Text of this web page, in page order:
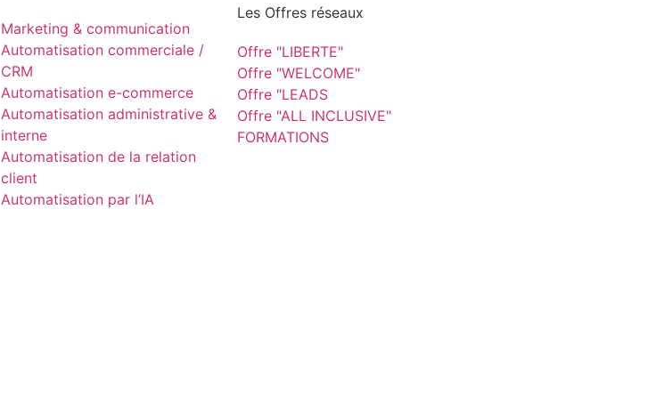
Marketing & communication
Automatisation commerciale /
CRM
Automatisation e-commerce
Automatisation administrative &
interne
Automatisation de la relation
client
Automatisation par l’IA
Les Offres réseaux
Offre "LIBERTE"
Offre "WELCOME"
Offre "LEADS
Offre "ALL INCLUSIVE"
FORMATIONS